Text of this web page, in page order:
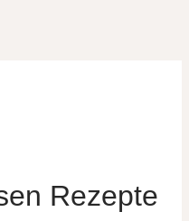
Rezepte